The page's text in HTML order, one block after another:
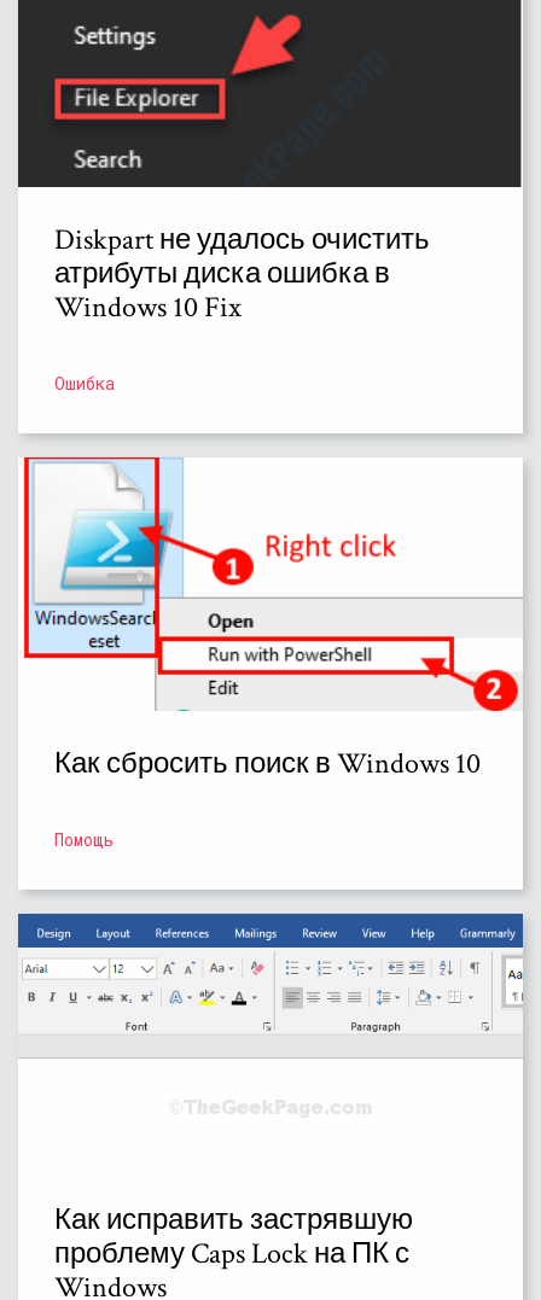
Diskpart не удалось очистить
атрибуты диска ошибка в
Windows 10 Fix
Ошибка
Как сбросить поиск в Windows 10
Помощь
Как исправить застрявшую
проблему Caps Lock на ПК с
Windows